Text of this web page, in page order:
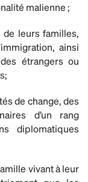
malienne ;
leurs familles,
ainsi
étrangers ou
de change, des
d’un rang
diplomatiques
vivant à leur